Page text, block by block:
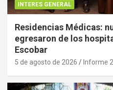
INTERES GENERAL
Residencias Médicas:
egresaron de los
Escobar
5 de agosto de 2026 Informe